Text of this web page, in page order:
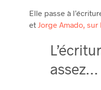
Elle passe à
et Jorge Amado,
assez…